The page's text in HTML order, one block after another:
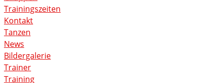
Trainingszeiten
Kontakt
Tanzen
News
Bildergalerie
Trainer
Training